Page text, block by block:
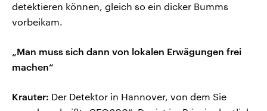
detektieren können, gleich so ein dicker Bumms
vorbeikam.
„Man muss sich dann von lokalen Erwägungen frei
machen“
Krauter: Der Detektor in Hannover, von dem Sie